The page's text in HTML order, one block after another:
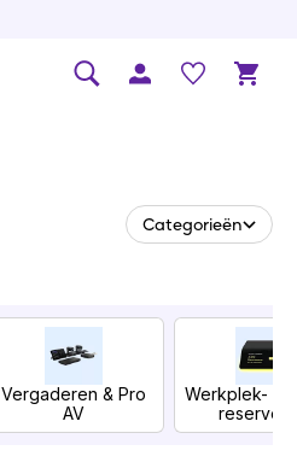
Categorieën
Vergaderen & Pro
AV
Werkplek- &